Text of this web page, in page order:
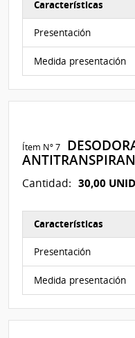
Características
Presentación
Medida presentación
Ítem Nº 7
Cantidad: 30,00
Características del
Características
Presentación
Medida presentación